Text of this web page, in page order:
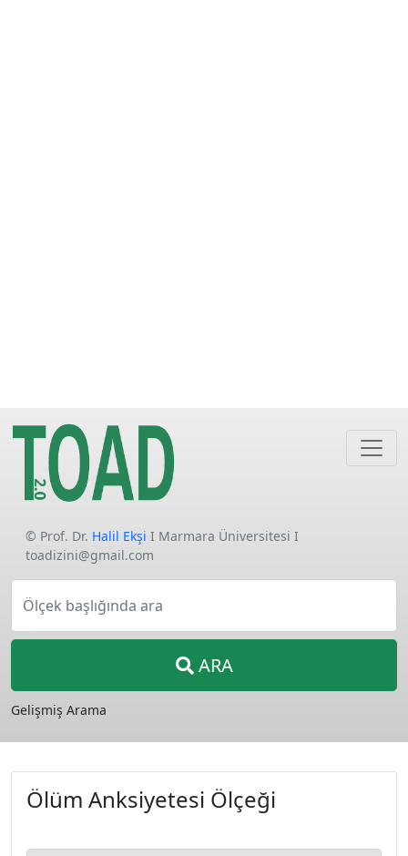
© Prof. Dr. Halil Ekşi I Marmara Üniversitesi I
toadizini@gmail.com
Ölçek başlığında ara
ARA
Gelişmiş Arama
Ölüm Anksiyetesi Ölçeği